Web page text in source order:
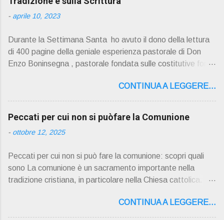
- aprile 10, 2023
Durante la Settimana Santa ho avuto il dono della lettura
di 400 pagine della geniale esperienza pastorale di Don
Enzo Boninsegna , pastorale fondata sulle costitutive fon ti
Dio giunta in continuit à ecclesiale a noi per mezzo di Gesù,
degli Apostoli e dei loro successori . Io don Gino Oliosi v
orrei contribuire ad una lettura non pregiudiziale su don
Enzo Boninsegna . Per gli ultimi tempi di vita l'ho scelto
come Confessore. Del suo volume " ERO "CURATO" …
D on Enzo Boninsegna , per ordinazioni Via San Giovanni
Pupatoro,16 – 37134 Verona Tel. 045 8201679 – Cell.
338990 8824 PRESENTAZIONE R icordo che qualche
bellissimo libro di Georges Bernanos , " DIARIO DI UN
CONTINUA A LEGGERE...
Peccati per cui non si puòfare la Comunione
- ottobre 12, 2025
Peccati per cui non si può fare la comunione: scopri quali
sono La comunione è un sacramento importante nella
tradizione cristiana, in particolare nella Chiesa cattolica.
di Cristo sotto forma di pane e vino consacrati. Tuttavia, ci
sono alcuni peccati che impediscono ai fedeli di partecipare
CONTINUA A LEGGERE...